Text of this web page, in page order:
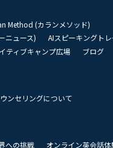
Method (カランメソッド)
ニュース)
AIスピーキングト
ティブキャンプ広場
ブログ
ンセリングについて
への挑戦 オンライン英会話